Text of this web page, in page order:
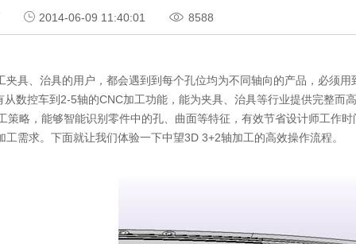
2014-06-09 11:40:01 8588
、治具的用户，都会遇到到每个孔位均为不同轴向的产品，必须用
数控车到2-5轴的CNC加工功能，能为夹具、治具等行业提供完整而
策略，能够智能识别零件中的孔、曲面等特征，有效节省设计师工作
工需求。下面就让我们体验一下中望3D 3+2轴加工的高效操作流程。